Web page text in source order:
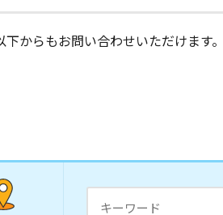
からもお問い合わせいただけます。